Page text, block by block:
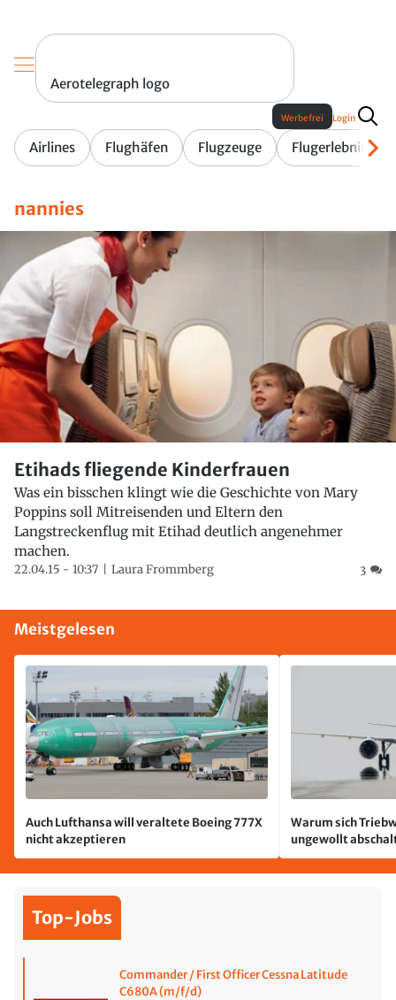
Aerotelegraph logo
Airlines Flughäfen Flugzeuge Flugerlebnis
Werbefrei Login
nannies
Etihads fliegende Kinderfrauen
Was ein bisschen klingt wie die Geschichte von Mary
Poppins soll Mitreisenden und Eltern den
Langstreckenflug mit Etihad deutlich angenehmer
machen.
22.04.15 - 10:37 Laura Frommberg 3
Meistgelesen
Auch Lufthansa will veraltete Boeing 777X
nicht akzeptieren
Warum sich
ungewollt
passiert
Top-Jobs
Commander / First Officer Cessna Latitude
C680A (m/f/d)